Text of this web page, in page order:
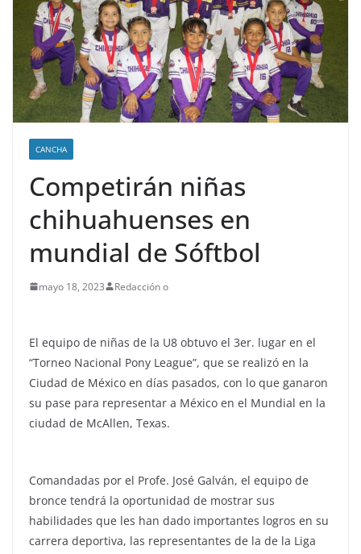
CANCHA
Competirán niñas
chihuahuenses en
mundial de Sóftbol
mayo 18, 2023 Redacción o
El equipo de niñas de la U8 obtuvo el 3er. lugar en el
“Torneo Nacional Pony League”, que se realizó en la
Ciudad de México en días pasados, con lo que ganaron
su pase para representar a México en el Mundial en la
ciudad de McAllen, Texas.
Comandadas por el Profe. José Galván, el equipo de
bronce tendrá la oportunidad de mostrar sus
habilidades que les han dado importantes logros en su
carrera deportiva, las representantes de la de la Liga